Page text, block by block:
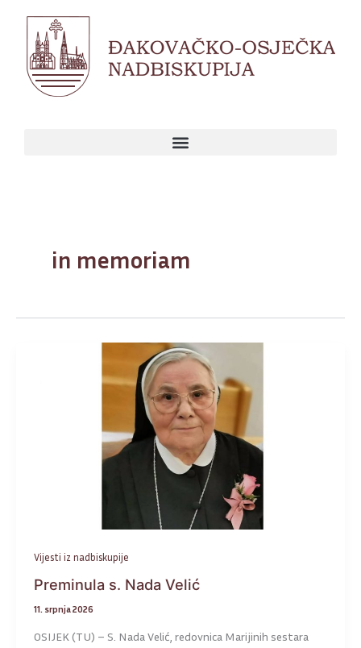
content
in memoriam
Vijesti iz nadbiskupije
Preminula s. Nada Velić
11. srpnja 2026
OSIJEK (TU) – S. Nada Velić, redovnica Marijinih sestara